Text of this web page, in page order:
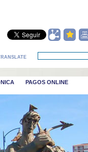
PAGOS ONLINE